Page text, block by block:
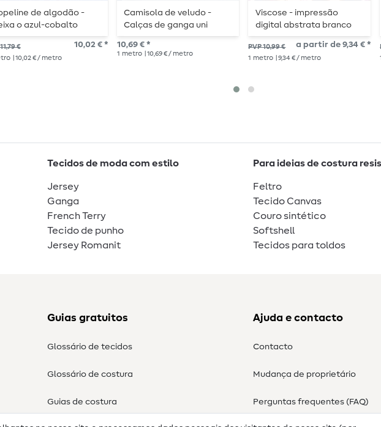
de algodão -
o azul-cobalto
€ 10,02 € *
| 10,02 € / metro
Camisola de veludo -
Calças de ganga uni
superstretch
10,69 € *
1 metro | 10,69 € / metro
Viscose - impressão
digital abstrata branco
púrpura
PVP 10,99 € a partir de 9,34 € *
1 metro | 9,34 € / metro 1
Tecidos de moda com estilo
Jersey
Ganga
French Terry
Tecido de punho
Jersey Romanit
Para ideias de costura
Feltro
Tecido Canvas
Couro sintético
Softshell
Tecidos para toldos
Guias gratuitos
Glossário de tecidos
Glossário de costura
Guias de costura
Ajuda e contacto
Contacto
Mudança de proprietário
Perguntas frequentes (FAQ)